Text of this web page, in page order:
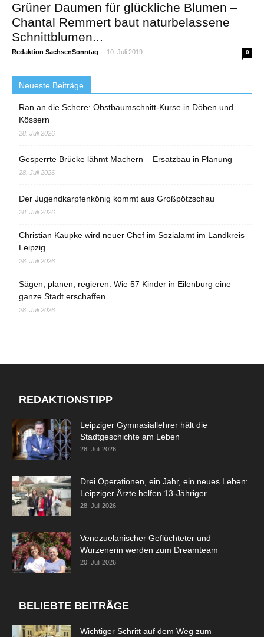
Grüner Daumen für glückliche Blumen –
Chantal Remmert baut naturbelassene
Schnittblumen...
Redaktion SachsenSonntag - 10. Juli 2019 0
Neueste Beiträge
Ran an die Schere: Obstbaumschnitt-Kurse in Döben und
Kössern
28. Juli 2026
Gesperrte Brücke lähmt Machern – Ersatzbau in Planung
28. Juli 2026
Der Jugendkarpfenkönig kommt aus Großpötzschau
28. Juli 2026
Christian Kaupke wird neuer Chef im Sozialamt im Landkreis
Leipzig
28. Juli 2026
Sägen, planen, regieren: Wie 57 Kinder in Eilenburg eine
ganze Stadt erschaffen
28. Juli 2026
REDAKTIONSTIPP
Leipziger Gymnasiallehrer hält die
Stadtgeschichte am Leben
28. Juli 2026
Drei Operationen, ein Jahr, ein neues Leben:
Leipziger Ärzte helfen 13-Jähriger...
28. Juli 2026
Venezuelanischer Geflüchteter und
Wurzenerin werden zum Dreamteam
20. Juli 2026
BELIEBTE BEITRÄGE
Wichtiger Schritt auf dem Weg zum